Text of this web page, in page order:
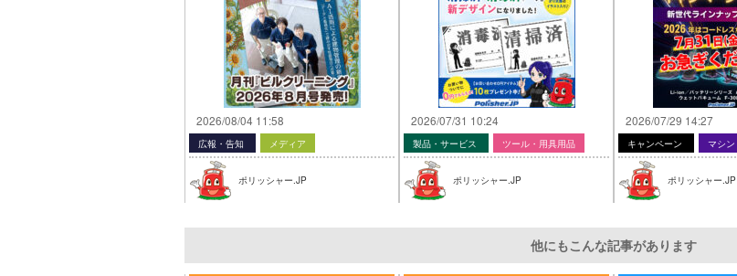
2026/08/04 11:58
広報・告知 メディア
ポリッシャー.JP
2026/07/31 10:24
製品・サービス ツール・用具用品
ポリッシャー.JP
2026/07/29 14:27
キャンペーン マシン
ポリッシャー.JP
他にもこんな記事があります